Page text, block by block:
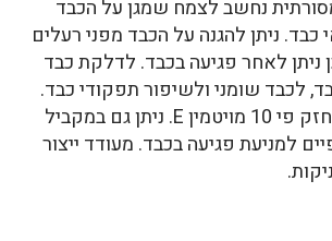
נחשב לצמח שמגן על הכבד
כבד. ניתן להגנה על הכבד מפני רעלים
ניתן לאחר פגיעה בכבד. לדלקת כבד
לכבד שומני ולשיפור תפקודי כבד.
נוגד חמצון חשוב, חזק פי 10 מויטמין E. ניתן גם במקביל
למניעת פגיעה בכבד. מעודד ייצור